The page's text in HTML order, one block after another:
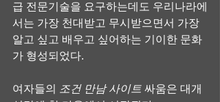
급 전문기술을 요구하는데도 우리나라에
서는 가장 천대받고 무시받으면서 가장
알고 싶고 배우고 싶어하는 기이한 문화
가 형성되었다.
여자들의 조건 만남 사이트 싸움은 대개